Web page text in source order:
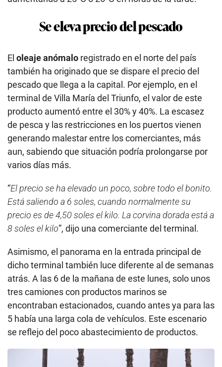
Se eleva precio del pescado
El oleaje anómalo registrado en el norte del país
también ha originado que se dispare el precio del
pescado que llega a la capital. Por ejemplo, en el
terminal de Villa María del Triunfo, el valor de este
producto aumentó entre el 30% y 40%. La escasez
de pesca y las restricciones en los puertos vienen
generando malestar entre los comerciantes, más
aun, sabiendo que situación podría prolongarse por
varios días más.
“El precio se ha elevado un poco, sobre todo el bonito.
Está saliendo a 6 soles, cuando normalmente su
precio es de 4,50 soles el kilo. La corvina dorada está a
8 soles el kilo”, dijo una comerciante del terminal.
Asimismo, el panorama en la entrada principal de
dicho terminal también luce diferente al de semanas
atrás. A las 6 de la mañana de este lunes, solo unos
tres camiones con productos marinos se
encontraban estacionados, cuando antes ya para las
5 había una larga cola de vehículos. Este escenario
se reflejo del poco abastecimiento de productos.